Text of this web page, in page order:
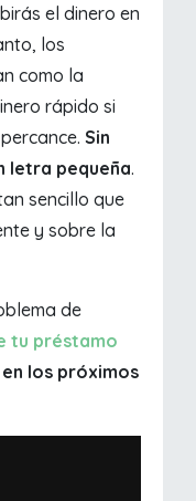
el dinero en
los
como la
rápido si
Sin
letra pequeña.
sencillo que
y sobre la
de
tu préstamo
los próximos